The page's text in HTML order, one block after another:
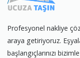
Profesyonel nakliye
araya getiriyoruz.
başlangıçlarınızı